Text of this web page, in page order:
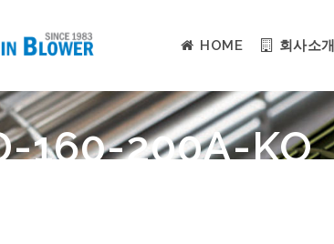
HOME 회사소개
160-200A-KO